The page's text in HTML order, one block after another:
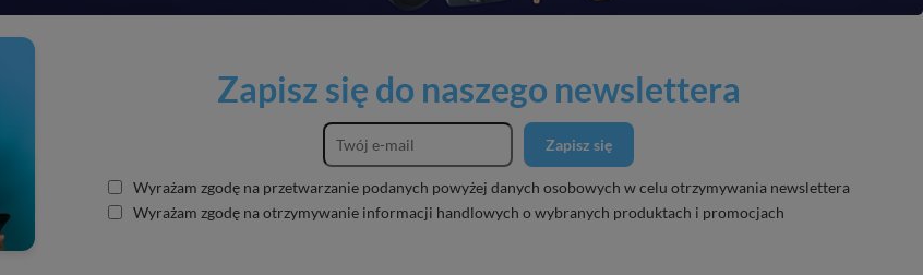
Zapisz się do naszego newslettera
Zapisz się
Wyrażam zgodę na przetwarzanie podanych powyżej danych osobowych w celu otrzymywania newslettera
Wyrażam zgodę na otrzymywanie informacji handlowych o wybranych produktach i promocjach